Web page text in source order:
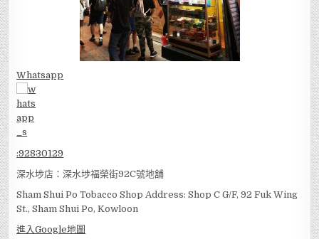
Whatsapp
:92830129
深水埗店：深水埗福榮街92C號地舖
Sham Shui Po Tobacco Shop Address: Shop C G/F, 92 Fuk Wing
St., Sham Shui Po, Kowloon
進入Google地圖